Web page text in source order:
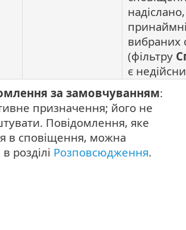
вибраних
(фільтру
є
за замовчуванням:
призначення; його не
Повідомлення, яке
в сповіщення, можна
розділі Розповсюдження.